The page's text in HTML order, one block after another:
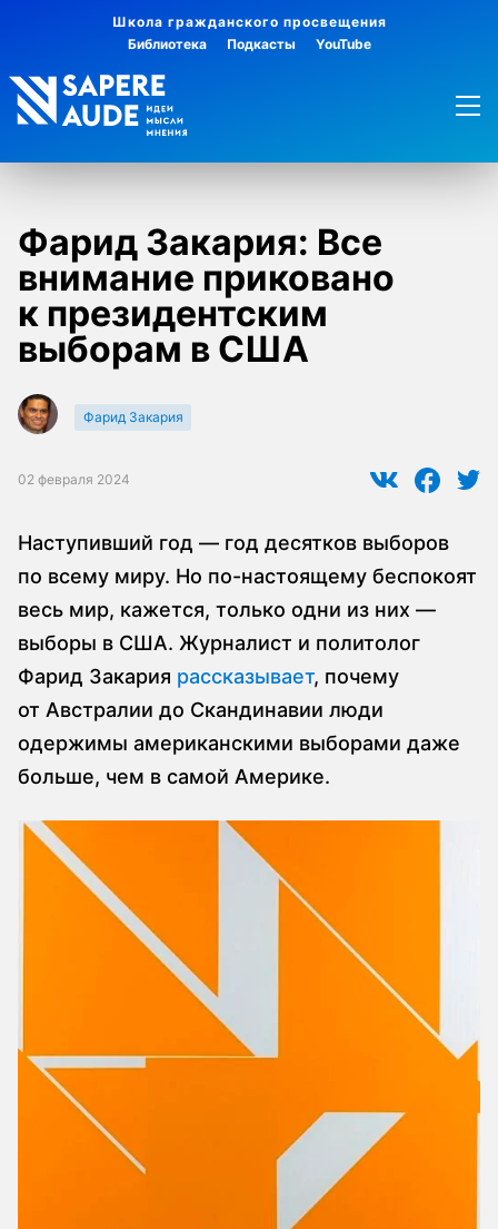
Школа гражданского просвещения
Библиотека
Подкасты YouTube
Фарид Закария: Все
внимание приковано
к президентским
выборам в США
Фарид Закария
02 февраля 2024
Наступивший год — год десятков выборов
по всему миру. Но по-настоящему беспокоят
весь мир, кажется, только одни из них —
выборы в США. Журналист и политолог
Фарид Закария рассказывает, почему
от Австралии до Скандинавии люди
одержимы американскими выборами даже
больше, чем в самой Америке.